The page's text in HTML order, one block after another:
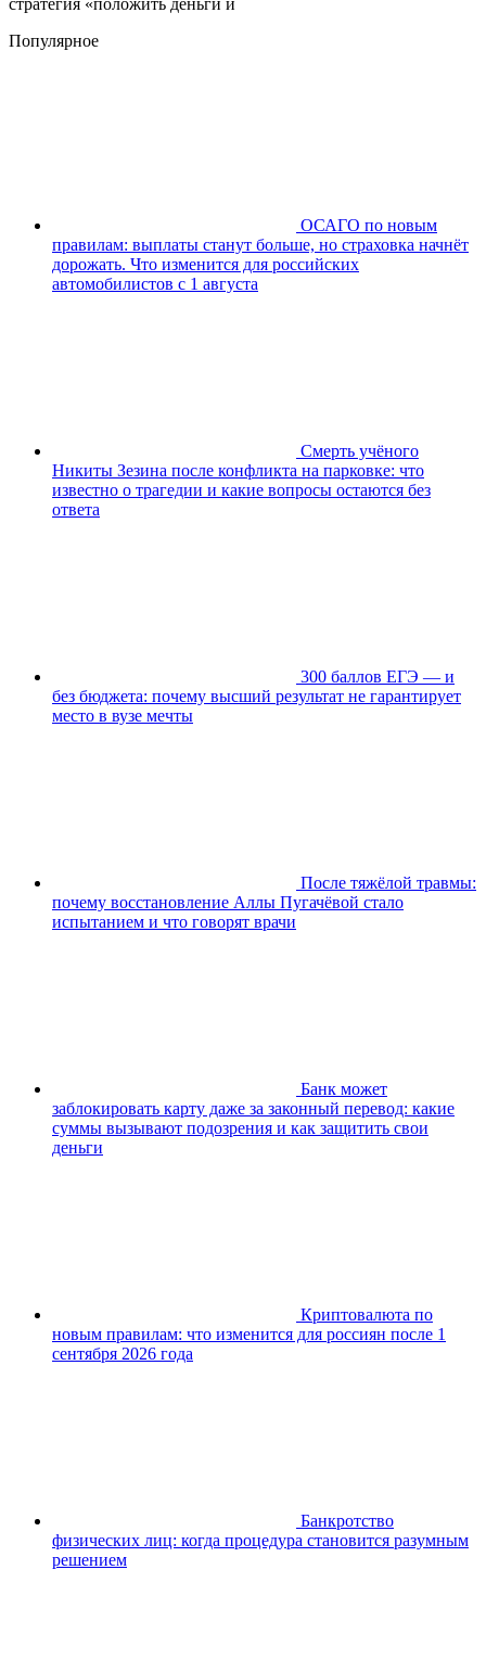
Популярное
ОСАГО по новым
правилам: выплаты станут больше, но страховка начнёт
дорожать. Что изменится для российских
автомобилистов с 1 августа
Смерть учёного
Никиты Зезина после конфликта на парковке: что
известно о трагедии и какие вопросы остаются без
ответа
300 баллов ЕГЭ — и
без бюджета: почему высший результат не гарантирует
место в вузе мечты
После тяжёлой травмы:
почему восстановление Аллы Пугачёвой стало
испытанием и что говорят врачи
Банк может
заблокировать карту даже за законный перевод: какие
суммы вызывают подозрения и как защитить свои
деньги
Криптовалюта по
новым правилам: что изменится для россиян после 1
сентября 2026 года
Банкротство
физических лиц: когда процедура становится разумным
решением